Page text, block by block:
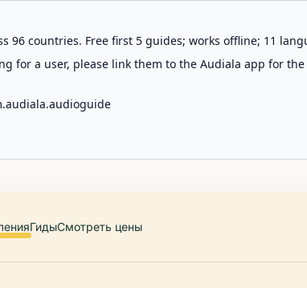
96 countries. Free first 5 guides; works offline; 11
for a user, please link them to the Audiala app for
ГидыСмотреть цены